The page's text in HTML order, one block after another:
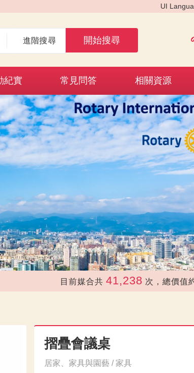
UI
進階搜尋 開始搜尋
紀實 常見問答 相關資源
目前媒合共 41,238 次，總價值約
摺疊會議桌
居家、家具與園藝 / 家具